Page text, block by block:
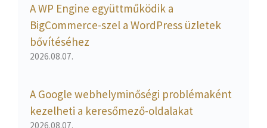
A WP Engine együttműködik a
BigCommerce-szel a WordPress üzletek
bővítéséhez
2026.08.07.
A Google webhelyminőségi problémaként
kezelheti a keresőmező-oldalakat
2026.08.07.